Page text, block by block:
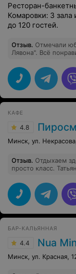
Ресторан-
Комаровки: 3 зала
до 120 гостей.
Отзыв. Отмечали
Лявона". Всё
Обслуживание
Отдельное
КАФЕ
4.8
Минск, ул.
Отзыв. Отдыхаем
просто класс.
друзей. Пиросмани- просто класс мы придем ещё
сюда не раз!!!
БАР-КАЛЬЯННАЯ
4.4 Nua
Минск, ул. Красная,